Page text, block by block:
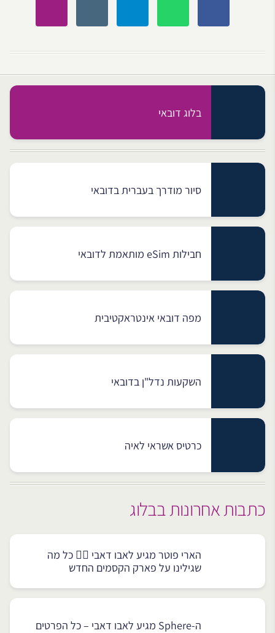
בלוג דובאי
סיור מודרך בעברית בדובאי
חבילות eSim מותאמת לדובאי
מפה דובאי אינטראקטיבית
השקעות נדל"ן בדובאי
כרטיס אשראי לאיה
כתבות אחרונות בבלוג
הארי פוטר מגיע לאבו דאבי 🧙‍♂️ כל מה
שגילינו על פארק הקסמים החדש
ה-Sphere מגיע לאבו דאבי – כל הפרטים